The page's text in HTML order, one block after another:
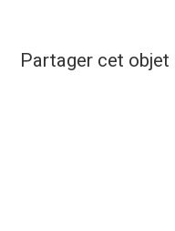
Partager cet objet